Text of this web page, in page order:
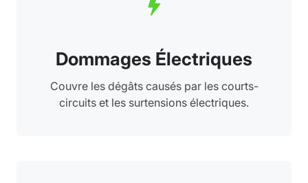
Dommages Électriques
Couvre les dégâts causés par les courts-
circuits et les surtensions électriques.